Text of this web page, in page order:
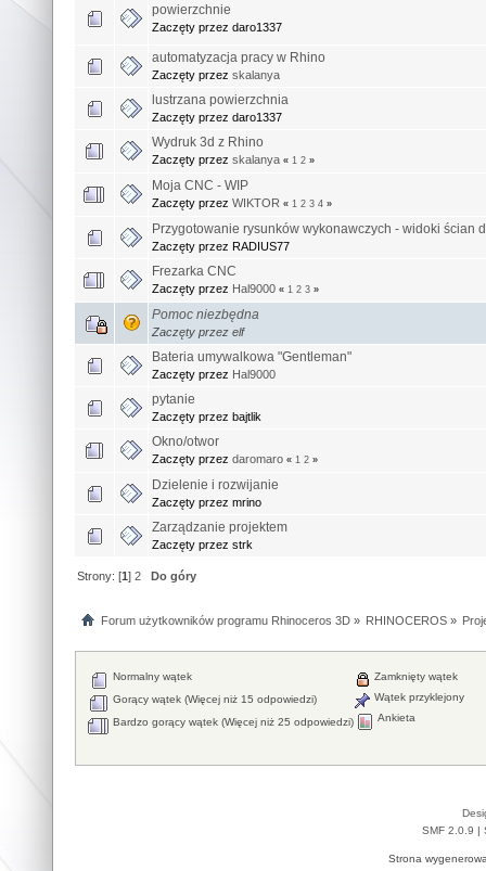
powierzchnie
Zaczęty przez daro1337
automatyzacja pracy w Rhino
Zaczęty przez skalanya
lustrzana powierzchnia
Zaczęty przez daro1337
Wydruk 3d z Rhino
Zaczęty przez skalanya « 1 2 »
Moja CNC - WIP
Zaczęty przez WIKTOR « 1 2 3 4 »
Przygotowanie rysunków wykonawczych - widoki ścian
Zaczęty przez RADIUS77
Frezarka CNC
Zaczęty przez Hal9000 « 1 2 3 »
Pomoc niezbędna
Zaczęty przez elf
Bateria umywalkowa "Gentleman"
Zaczęty przez Hal9000
pytanie
Zaczęty przez bajtlik
Okno/otwor
Zaczęty przez daromaro « 1 2 »
Dzielenie i rozwijanie
Zaczęty przez mrino
Zarządzanie projektem
Zaczęty przez strk
Strony: [1]2 Do góry
Forum użytkowników programu Rhinoceros 3D» RHINOCEROS»
Normalny wątek
Gorący wątek (Więcej niż 15 odpowiedzi)
Bardzo gorący wątek (Więcej niż 25 odpowiedzi)
Zamknięty wątek
Wątek przyklejony
Ankieta
SMF 2.0.9 |
Strona